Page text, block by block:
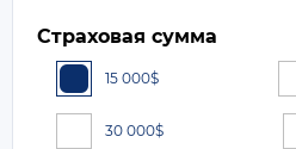
Страховая сумма
15 000$
30 000$